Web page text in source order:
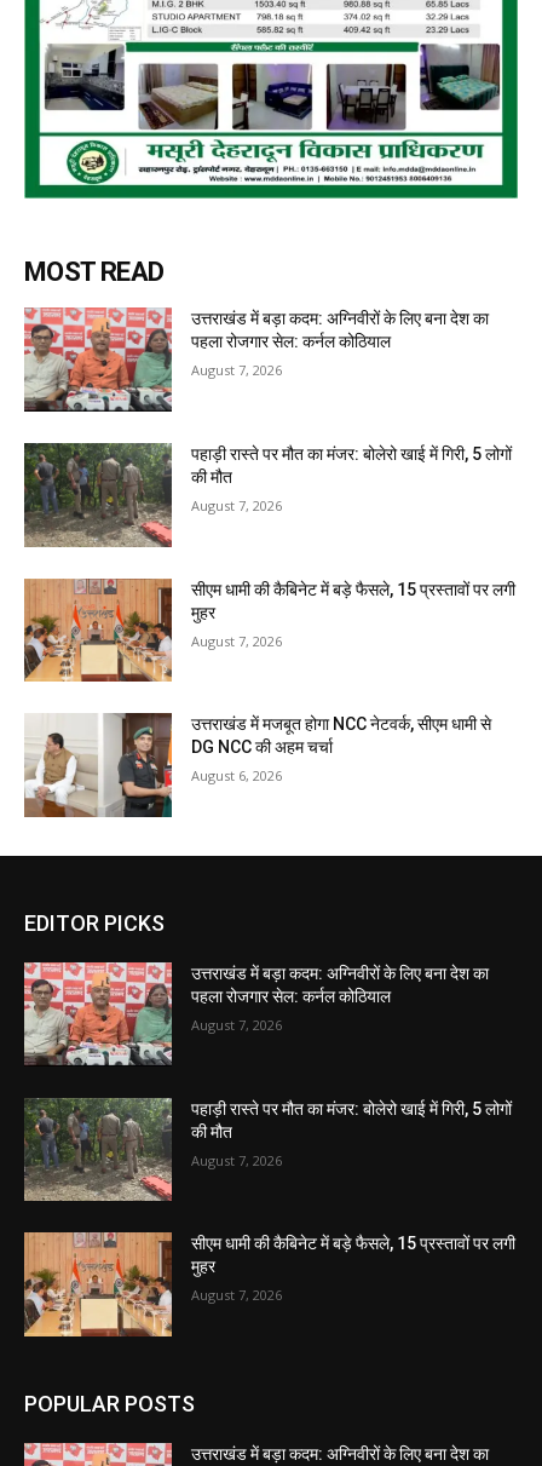
MOST READ
उत्तराखंड में बड़ा कदम: अग्निवीरों के लिए बना देश का
पहला रोजगार सेल: कर्नल कोठियाल
August 7, 2026
पहाड़ी रास्ते पर मौत का मंजर: बोलेरो खाई में गिरी, 5 लोगों
की मौत
August 7, 2026
सीएम धामी की कैबिनेट में बड़े फैसले, 15 प्रस्तावों पर लगी
मुहर
August 7, 2026
उत्तराखंड में मजबूत होगा NCC नेटवर्क, सीएम धामी से
DG NCC की अहम चर्चा
August 6, 2026
EDITOR PICKS
उत्तराखंड में बड़ा कदम: अग्निवीरों के लिए बना देश का
पहला रोजगार सेल: कर्नल कोठियाल
August 7, 2026
पहाड़ी रास्ते पर मौत का मंजर: बोलेरो खाई में गिरी, 5 लोगों
की मौत
August 7, 2026
सीएम धामी की कैबिनेट में बड़े फैसले, 15 प्रस्तावों पर लगी
मुहर
August 7, 2026
POPULAR POSTS
उत्तराखंड में बड़ा कदम: अग्निवीरों के लिए बना देश का